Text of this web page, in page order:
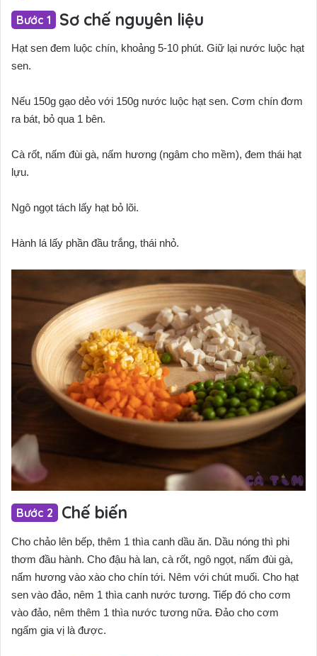
Sơ chế nguyên liệu
Hạt sen đem luộc chín, khoảng 5-10 phút. Giữ lại nước luộc hạt
sen.
Nếu 150g gạo dẻo với 150g nước luộc hạt sen. Cơm chín đơm
ra bát, bỏ qua 1 bên.
Cà rốt, nấm đùi gà, nấm hương (ngâm cho mềm), đem thái hạt
lựu.
Ngô ngọt tách lấy hạt bỏ lõi.
Hành lá lấy phần đầu trắng, thái nhỏ.
Chế biến
Cho chảo lên bếp, thêm 1 thìa canh dầu ăn. Dầu nóng thì phi
thơm đầu hành. Cho đậu hà lan, cà rốt, ngô ngọt, nấm đùi gà,
nấm hương vào xào cho chín tới. Nêm với chút muối. Cho hạt
sen vào đảo, nêm 1 thìa canh nước tương. Tiếp đó cho cơm
vào đảo, nêm thêm 1 thìa nước tương nữa. Đảo cho cơm
ngấm gia vị là được.